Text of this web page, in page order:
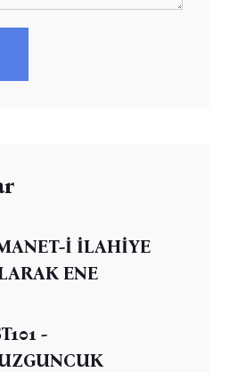
İ İLAHİYE
ENE
-